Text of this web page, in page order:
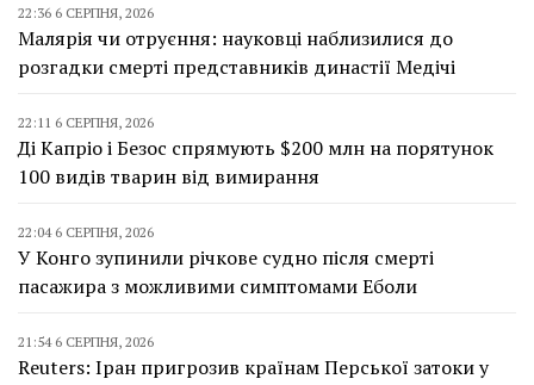
22:36 6 СЕРПНЯ, 2026
Малярія чи отруєння: науковці наблизилися до
розгадки смерті представників династії Медічі
22:11 6 СЕРПНЯ, 2026
Ді Капріо і Безос спрямують $200 млн на порятунок
100 видів тварин від вимирання
22:04 6 СЕРПНЯ, 2026
У Конго зупинили річкове судно після смерті
пасажира з можливими симптомами Еболи
21:54 6 СЕРПНЯ, 2026
Reuters: Іран пригрозив країнам Перської затоки у